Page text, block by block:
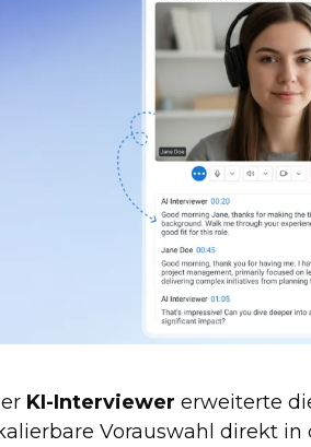
KI-Interviewer erweiterte
Vorauswahl direkt